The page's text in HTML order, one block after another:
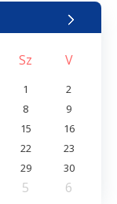
Sz
V
1
2
8
9
15
16
22
23
29
30
5 6